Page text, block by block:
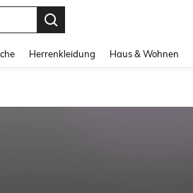
Herrenkleidung Haus & Wohnen